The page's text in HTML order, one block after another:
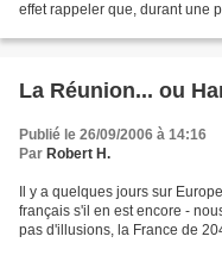
effet rappeler que, durant une
La Réunion... ou
Publié le 26/09/2006 à 14:16
Par Robert H.
Il y a quelques jours sur
français s'il en est encore -
pas d'illusions, la France de